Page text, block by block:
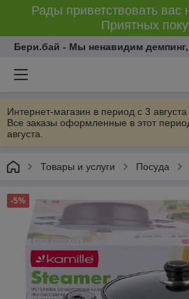
Рады приветствовать вас
Приятных
Бери.бай - Мы ненавидим
Интернет-магазин в период с 3 августа
Все заказы оформленные в этот
августа.
Товары и услуги Посуда
-5%